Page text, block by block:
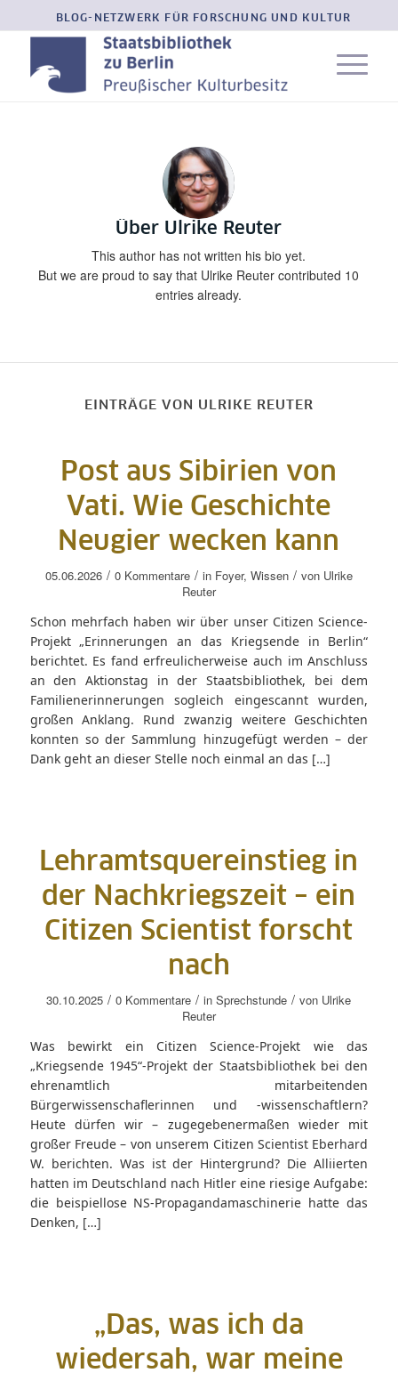
BLOG-NETZWERK FÜR FORSCHUNG UND KULTUR
Über Ulrike Reuter
This author has not written his bio yet.
But we are proud to say that Ulrike Reuter contributed 10
entries already.
EINTRÄGE VON ULRIKE REUTER
Post aus Sibirien von
Vati. Wie Geschichte
Neugier wecken kann
05.06.2026 / 0 Kommentare / in Foyer, Wissen / von Ulrike
Reuter
Schon mehrfach haben wir über unser Citizen Science-
Projekt „Erinnerungen an das Kriegsende in Berlin“
berichtet. Es fand erfreulicherweise auch im Anschluss
an den Aktionstag in der Staatsbibliothek, bei dem
Familienerinnerungen sogleich eingescannt wurden,
großen Anklang. Rund zwanzig weitere Geschichten
konnten so der Sammlung hinzugefügt werden – der
Dank geht an dieser Stelle noch einmal an das […]
Lehramtsquereinstieg in
der Nachkriegszeit – ein
Citizen Scientist forscht
nach
30.10.2025 / 0 Kommentare / inSprechstunde / von Ulrike
Reuter
Was bewirkt ein Citizen Science-Projekt wie das
„Kriegsende 1945“-Projekt der Staatsbibliothek bei den
ehrenamtlich mitarbeitenden
Bürgerwissenschaflerinnen und -wissenschaftlern?
Heute dürfen wir – zugegebenermaßen wieder mit
großer Freude – von unserem Citizen Scientist Eberhard
W. berichten. Was ist der Hintergrund? Die Alliierten
hatten im Deutschland nach Hitler eine riesige Aufgabe:
die beispiellose NS-Propagandamaschinerie hatte das
Denken, […]
„Das, was ich da
wiedersah, war meine